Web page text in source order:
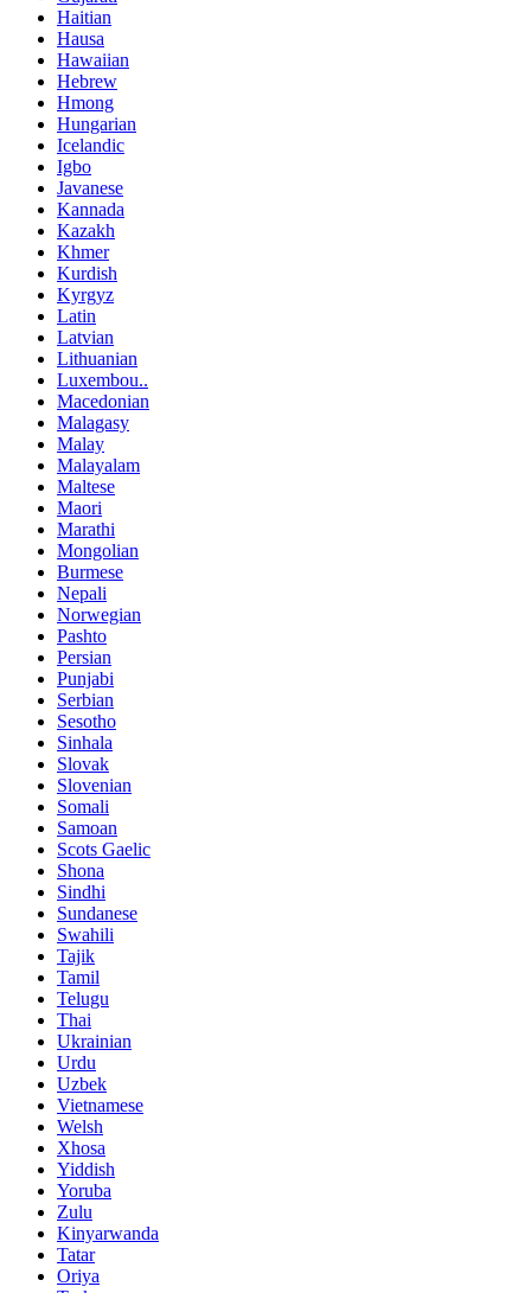
Haitian
Hausa
Hawaiian
Hebrew
Hmong
Hungarian
Icelandic
Igbo
Javanese
Kannada
Kazakh
Khmer
Kurdish
Kyrgyz
Latin
Latvian
Lithuanian
Luxembou..
Macedonian
Malagasy
Malay
Malayalam
Maltese
Maori
Marathi
Mongolian
Burmese
Nepali
Norwegian
Pashto
Persian
Punjabi
Serbian
Sesotho
Sinhala
Slovak
Slovenian
Somali
Samoan
Scots Gaelic
Shona
Sindhi
Sundanese
Swahili
Tajik
Tamil
Telugu
Thai
Ukrainian
Urdu
Uzbek
Vietnamese
Welsh
Xhosa
Yiddish
Yoruba
Zulu
Kinyarwanda
Tatar
Oriya